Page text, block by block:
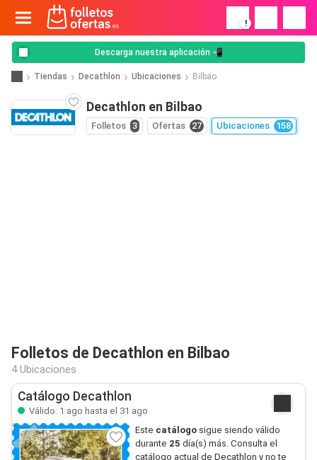
!
Descarga nuestra aplicación 📲
Tiendas Decathlon Ubicaciones Bilbao
Decathlon en Bilbao
Folletos 3 Ofertas 27 Ubicaciones 158
Folletos de Decathlon en Bilbao
4 Ubicaciones
Catálogo Decathlon
Válido: 1 ago hasta el 31 ago
Este catálogosigue siendo válido
durante 25 día(s) más. Consulta el
catálogo actual de Decathlon y no te